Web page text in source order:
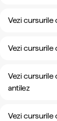
Vezi cursurile
Vezi cursurile
Vezi cursurile
antilez
Vezi cursurile